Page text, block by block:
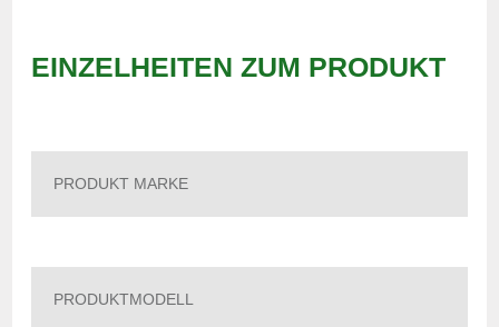
EINZELHEITEN ZUM PRODUKT